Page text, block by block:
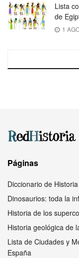
Lista
de
1
Páginas
Diccionario de Historia
Dinosaurios: toda la
Historia de los
Historia geológica de
Lista de Ciudades y
España